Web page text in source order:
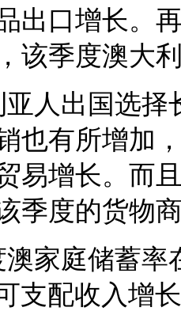
出口增长。
该季度澳大
人出国选
也有所增加
易增长。而
季度的货物
家庭储蓄率
支配收入增长